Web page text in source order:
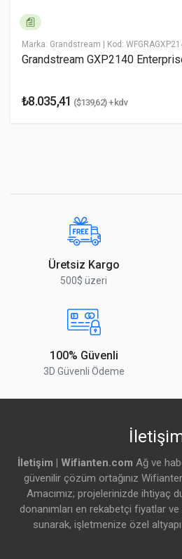
* Yorumunuz
Marka: Grandstream | Kod:
Grandstream GXP2140
₺8.035,41 ($139,62) + kdv
Üretsiz Kargo
500$ üzeri
100% Güvenli
3D Güvenli Ödeme
İletişim | Wifianten.com Ağ ve
güvenilir çözüm ortağınız
Amacımız; projelerinizde ihtiyaç
donanımları en rekabetçi fiyatlar
sunarak, işletmenize özel